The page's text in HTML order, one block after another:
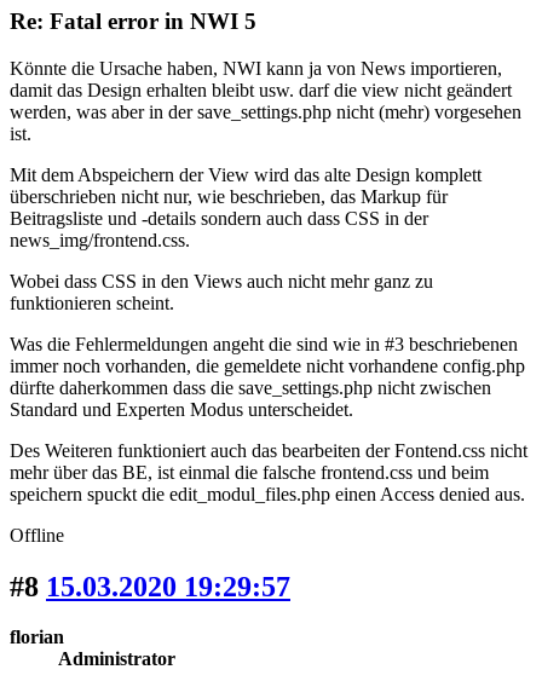
Re: Fatal error in NWI 5
Könnte die Ursache haben, NWI kann ja von News importieren,
damit das Design erhalten bleibt usw. darf die view nicht geändert
werden, was aber in der save_settings.php nicht (mehr) vorgesehen
ist.
Mit dem Abspeichern der View wird das alte Design komplett
überschrieben nicht nur, wie beschrieben, das Markup für
Beitragsliste und -details sondern auch dass CSS in der
news_img/frontend.css.
Wobei dass CSS in den Views auch nicht mehr ganz zu
funktionieren scheint.
Was die Fehlermeldungen angeht die sind wie in #3 beschriebenen
immer noch vorhanden, die gemeldete nicht vorhandene config.php
dürfte daherkommen dass die save_settings.php nicht zwischen
Standard und Experten Modus unterscheidet.
Des Weiteren funktioniert auch das bearbeiten der Fontend.css nicht
mehr über das BE, ist einmal die falsche frontend.css und beim
speichern spuckt die edit_modul_files.php einen Access denied aus.
Offline
#8 15.03.2020 19:29:57
florian
Administrator